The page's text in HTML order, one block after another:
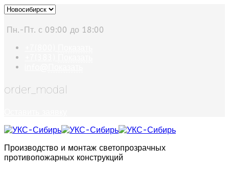
Пн.-Пт. с 09:00 до 18:00
order_modal
Производство и монтаж светопрозрачных
противопожарных конструкций